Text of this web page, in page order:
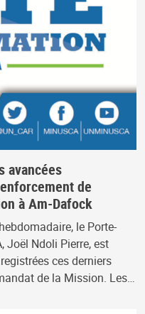
avancées
de
à Am-Dafock
le Porte-
Joël Ndoli Pierre, est
ces derniers
de la Mission. Les…